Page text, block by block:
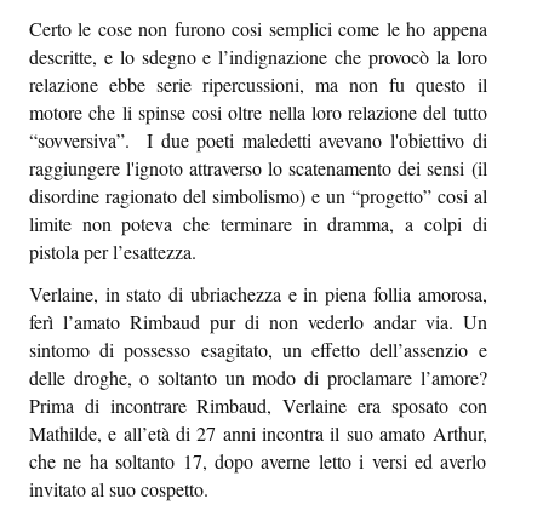
Episcatti
Epikastron
Epillole
Certo le cose non furono cosi semplici come le ho appena
descritte, e lo sdegno e l’indignazione che provocò la loro
relazione ebbe serie ripercussioni, ma non fu questo il
motore che li spinse cosi oltre nella loro relazione del tutto
“sovversiva”. I due poeti maledetti avevano l'obiettivo di
raggiungere l'ignoto attraverso lo scatenamento dei sensi (il
disordine ragionato del simbolismo) e un “progetto” cosi al
limite non poteva che terminare in dramma, a colpi di
pistola per l’esattezza.
Verlaine, in stato di ubriachezza e in piena follia amorosa,
ferì l’amato Rimbaud pur di non vederlo andar via. Un
sintomo di possesso esagitato, un effetto dell’assenzio e
delle droghe, o soltanto un modo di proclamare l’amore?
Prima di incontrare Rimbaud, Verlaine era sposato con
Mathilde, e all’età di 27 anni incontra il suo amato Arthur,
che ne ha soltanto 17, dopo averne letto i versi ed averlo
invitato al suo cospetto.